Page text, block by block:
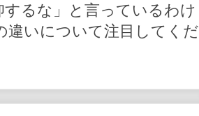
るな」と言っているわけ
いについて注目してくだ